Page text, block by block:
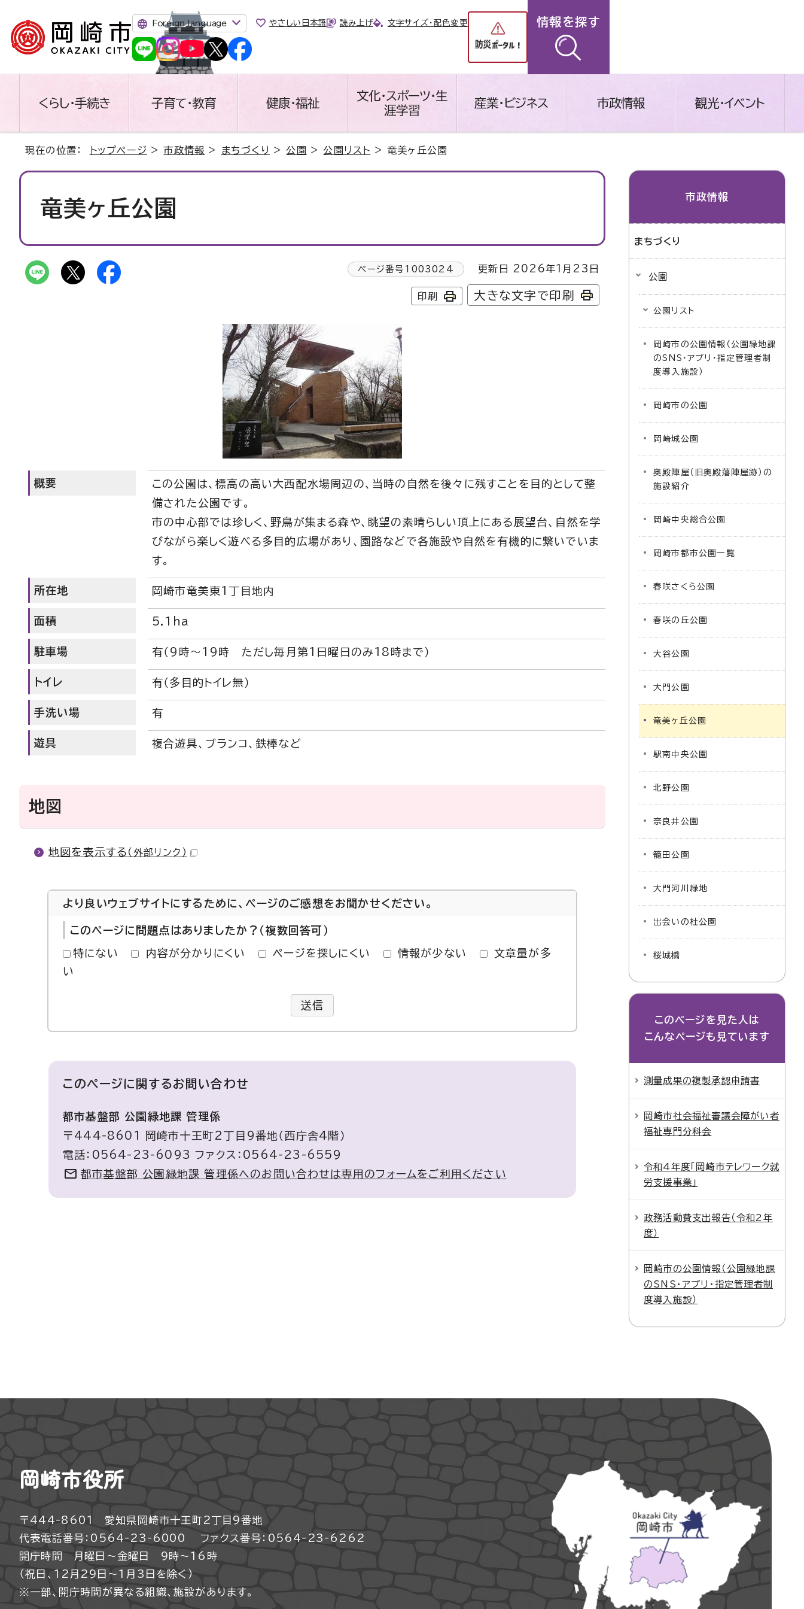
Foreign language やさしい日本語 読み上げ 文字サイズ・配色変更 情報を探す
くらし・手続き 子育て・教育 健康・福祉
文化・スポーツ・生
涯学習
産業・ビジネス 市政情報 観光・イベント
現在の位置： トップページ >市政情報 > まちづくり > 公園 > 公園リスト > 竜美ヶ丘公園
竜美ヶ丘公園
ページ番号 1003024 更新日 2026年1月23日
印刷 大きな文字で印刷
概要
この公園は、標高の高い大西配水場周辺の、当時の自然を後々に残すことを目的として整
備された公園です。
市の中心部では珍しく、野鳥が集まる森や、眺望の素晴らしい頂上にある展望台、自然を学
びながら楽しく遊べる多目的広場があり、園路などで各施設や自然を有機的に繋いでいま
す。
所在地 岡崎市竜美東1丁目地内
面積 5.1ha
駐車場 有（9時～19時 ただし毎月第1日曜日のみ18時まで）
トイレ 有（多目的トイレ無）
手洗い場 有
遊具 複合遊具、ブランコ、鉄棒など
地図
地図を表示する （外部リンク）
より良いウェブサイトにするために、ページのご感想をお聞かせください。
このページに問題点はありましたか？（複数回答可）
特にない 内容が分かりにくい ページを探しにくい 情報が少ない
文章量が多
い
送信
このページに関するお問い合わせ
都市基盤部 公園緑地課 管理係
〒444-8601 岡崎市十王町2丁目9番地（西庁舎4階）
電話：0564-23-6093 ファクス：0564-23-6559
都市基盤部 公園緑地課 管理係へのお問い合わせは専用のフォームをご利用ください
市政情報
まちづくり
公園
公園リスト
岡崎市の公園情報（公園緑地課
のSNS・アプリ・指定管理者制
度導入施設）
岡崎市の公園
岡崎城公園
奥殿陣屋（旧奥殿藩陣屋跡）の
施設紹介
岡崎中央総合公園
岡崎市都市公園一覧
春咲さくら公園
春咲の丘公園
大谷公園
大門公園
竜美ヶ丘公園
駅南中央公園
北野公園
奈良井公園
籠田公園
大門河川緑地
出会いの杜公園
桜城橋
このページを見た人は
こんなページも見ています
測量成果の複製承認申請書
岡崎市社会福祉審議会障がい者
福祉専門分科会
令和4年度「岡崎市テレワーク就
労支援事業」
政務活動費支出報告（令和2年
度）
岡崎市の公園情報（公園緑地課
のSNS・アプリ・指定管理者制
度導入施設）
岡崎市役所
〒444-8601 愛知県岡崎市十王町2丁目9番地
代表電話番号：0564-23-6000
ファクス番号：0564-23-6262
開庁時間 月曜日～金曜日 9時～16時
（祝日、12月29日～1月3日を除く）
※一部、開庁時間が異なる組織、施設があります。